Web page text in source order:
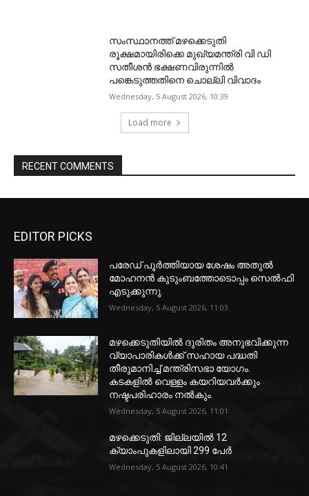
സംസ്ഥാനത്ത് മഴക്കെടുതി
രൂക്ഷമായിരിക്കെ മുഖ്യമന്ത്രി വി ഡി
സതീശന്‍ ഭക്ഷണവിരുന്നില്‍
പങ്കെടുത്തതിനെ ചൊല്ലി വിവാദം
Wednesday, 5 August 2026, 10:39
Load more
RECENT COMMENTS
EDITOR PICKS
പരേഡ് പൂര്‍ത്തിയായ ശേഷം അതുൽ
മോഹനൻ കുടുംബത്തോടൊപ്പം സെൽഫി
എടുക്കുന്നു.
Wednesday, 5 August 2026, 11:03
മഴക്കെടുതിയിൽ ദുരിതം അനുഭവിക്കുന്ന
വ്യാപാരികൾക്ക് സഹായ പദ്ധതി
തീരുമാനിച്ച് മന്ത്രിസഭാ യോഗം.
കടകളിൽ വെള്ളം കയറിയവർക്കും
നഷ്ടപരിഹാരം നൽകും.
Wednesday, 5 August 2026, 11:01
മഴക്കെടുതി: ജില്ലയിൽ 12
ക്യാംപുകളിലായി 299 പേർ
Wednesday, 5 August 2026, 10:41